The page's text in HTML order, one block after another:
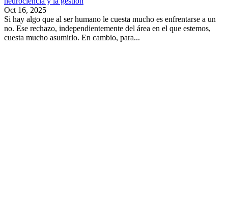
Oct 16, 2025
Si hay algo que al ser humano le cuesta mucho es enfrentarse a un
no. Ese rechazo, independientemente del área en el que estemos,
cuesta mucho asumirlo. En cambio, para...